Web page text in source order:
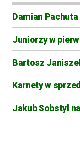
Damian
Juniorzy w
Bartosz
Karnety w
Jakub Sobstyl